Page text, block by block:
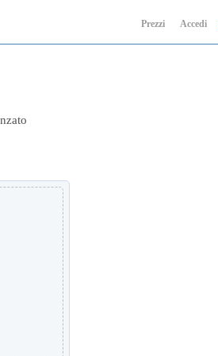
Prezzi Accedi